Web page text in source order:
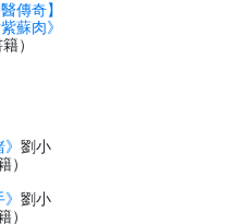
傳奇】
蘇肉》
）
》劉小
）
》劉小
）